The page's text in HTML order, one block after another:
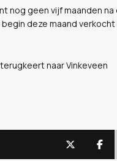
nog geen vijf maanden
deze maand
naar Vinkeveen